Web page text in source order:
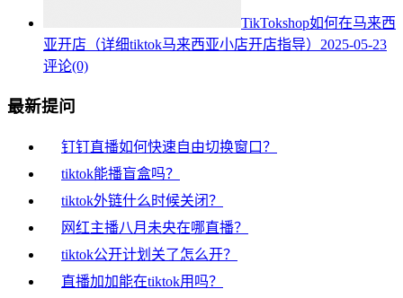
TikTokshop如何在马来西
亚开店（详细tiktok马来西亚小店开店指导） 2025-05-23
评论(0)
最新提问
钉钉直播如何快速自由切换窗口？
tiktok能播盲盒吗？
tiktok外链什么时候关闭？
网红主播八月未央在哪直播？
tiktok公开计划关了怎么开？
直播加加能在tiktok用吗？